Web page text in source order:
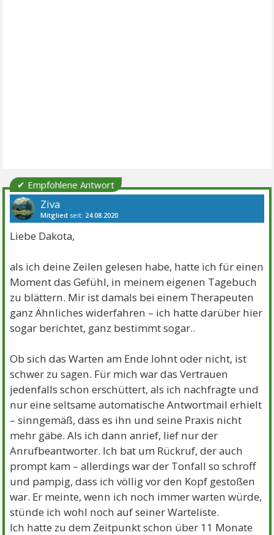
✔ Empfohlene Antwort
Ziva
Mitglied seit: 24.08.2020
Liebe Dakota,
als ich deine Zeilen gelesen habe, hatte ich für einen
Moment das Gefühl, in meinem eigenen Tagebuch
zu blättern. Mir ist damals bei einem Therapeuten
ganz Ähnliches widerfahren – ich hatte darüber hier
sogar berichtet, ganz bestimmt sogar..
Ob sich das Warten am Ende lohnt oder nicht, ist
schwer zu sagen. Für mich war das Vertrauen
jedenfalls schon erschüttert, als ich nachfragte und
nur eine seltsame automatische Antwortmail erhielt
– sinngemäß, dass es ihn und seine Praxis nicht
mehr gäbe. Als ich dann anrief, lief nur der
Anrufbeantworter. Ich bat um Rückruf, der auch
prompt kam – allerdings war der Tonfall so schroff
und pampig, dass ich völlig vor den Kopf gestoßen
war. Er meinte, wenn ich noch immer warten würde,
stünde ich wohl noch auf seiner Warteliste.
Ich hatte zu dem Zeitpunkt schon über 11 Monate